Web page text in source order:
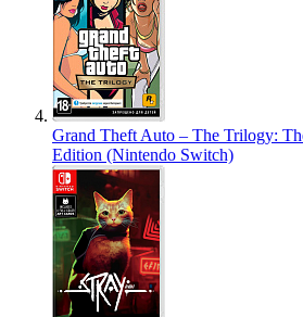
Grand Theft Auto – The Trilogy:
Edition (Nintendo Switch)